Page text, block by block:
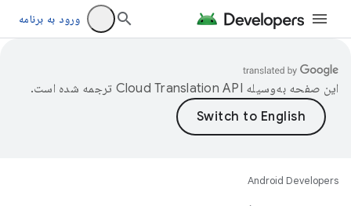
ورود به برنامه
این صفحه به‌وسیله ترجمه شده است.
Android Developers